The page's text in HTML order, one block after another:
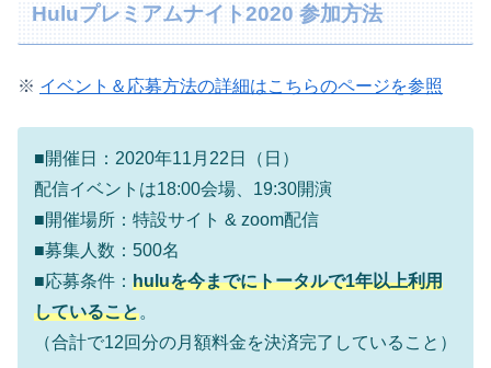
Huluプレミアムナイト2020 参加方法
※ イベント＆応募方法の詳細はこちらのページを参照
■開催日：2020年11月22日（日）
配信イベントは18:00会場、19:30開演
■開催場所：特設サイト & zoom配信
■募集人数：500名
■応募条件： huluを今までにトータルで1年以上利用
していること。
（合計で12回分の月額料金を決済完了していること）